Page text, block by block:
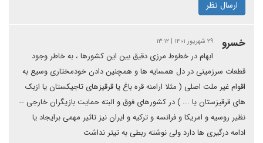
ارسال نظر
خسرو ۲۹ شهریور ۱۴۰۱ | ۱۳:۱۲
ابهام در خطوط مرزی دقیق بین این کشورها ، به خاطر وجود
قطعات سرزمینی در دل همسایه ها و همچنین دادن خودمختاری وسیع به
اقوام غیر ملت اصلی ( مثلا ارامنه قره باغ یا قرقیزهای تاجیکستان یا ازبک
های قرقیزستان یا ... ) در کشورهای فوق و البته حمایت بازیگران خارجی --
نظیر روسیه و امریکا و فرانسه و ترکیه و ایران نیز تاثیر مهمی برایجاد یا
ادامه درگیری ها دارد ولی نوشته ربطی به تیتر نداشت